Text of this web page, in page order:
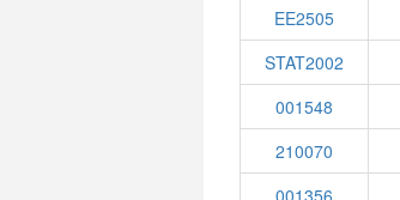
EE2505
STAT2002
001548
210070
001356